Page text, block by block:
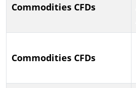
Commodities CFDs
Commodities CFDs